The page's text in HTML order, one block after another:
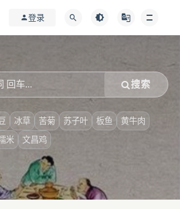
登录
搜索
冰草 苦菊 苏子叶 板鱼
黄牛肉
米 文昌鸡